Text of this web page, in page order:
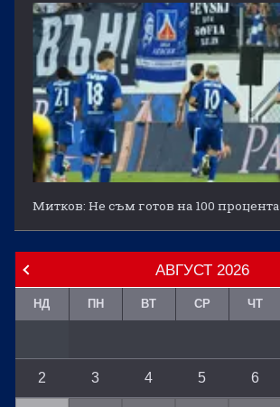
Митков: Не съм готов на 100 процента
АВГУСТ 2026
НД ПН ВТ СР ЧТ
2 3 4 5 6